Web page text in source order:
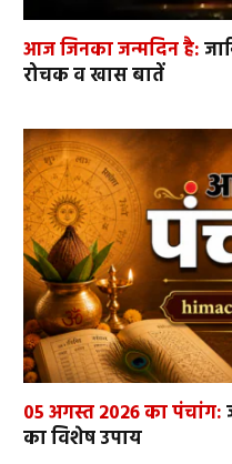
आज जिनका जन्मदिन है:
रोचक व खास बातें
05 अगस्त 2026 का पंचांग:
का विशेष उपाय